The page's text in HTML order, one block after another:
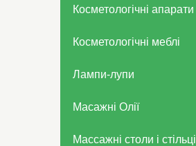
Косметологічні апарати
Косметологічні меблі
Лампи-лупи
Масажні Олії
Массажні столи і стільці